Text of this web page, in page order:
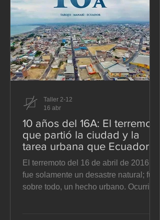
fuera cuánto debe costar el transporte
público, cuando en realidad la
pregunta p
10 años del 16A: El terremoto
que partió la ciudad y la
tarea urbana que Ecuador
todavía no termina
El terremoto del 16 de abril de 2016 no
fue solamente un desastre natural; fue,
sobre todo, un hecho urbano. Ocurrió a
Taller 2-12
16 abr